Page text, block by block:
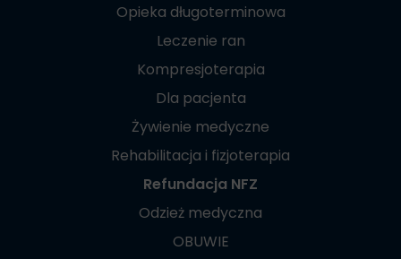
Opieka długoterminowa
Leczenie ran
Kompresjoterapia
Dla pacjenta
Żywienie medyczne
Rehabilitacja i fizjoterapia
Refundacja NFZ
Odzież medyczna
OBUWIE